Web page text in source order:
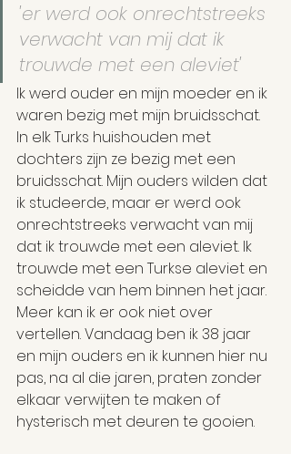
'er werd ook onrechtstreeks
verwacht van mij dat ik
trouwde met een aleviet'
Ik werd ouder en mijn moeder en ik
waren bezig met mijn bruidsschat.
In elk Turks huishouden met
dochters zijn ze bezig met een
bruidsschat. Mijn ouders wilden dat
ik studeerde, maar er werd ook
onrechtstreeks verwacht van mij
dat ik trouwde met een aleviet. Ik
trouwde met een Turkse aleviet en
scheidde van hem binnen het jaar.
Meer kan ik er ook niet over
vertellen. Vandaag ben ik 38 jaar
en mijn ouders en ik kunnen hier nu
pas, na al die jaren, praten zonder
elkaar verwijten te maken of
hysterisch met deuren te gooien.